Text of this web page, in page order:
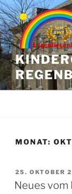
Zum
Inhalt
springen
MONAT:
AM
25. OKTOBER
Neues vom